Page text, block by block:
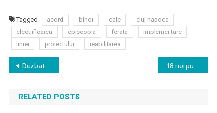
Tagged acord bihor cale
cluj napoca
electrificarea
episcopia ferata
implementare
liniei
proiectului reabilitarea
Navigare
în
articole
Dezbatere CIIC privind noul parc Caragiale
RELATED POSTS